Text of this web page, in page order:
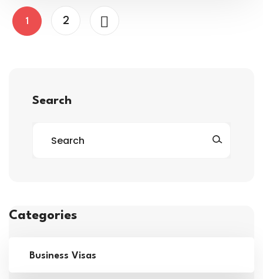
1 2
Search
Categories
Business Visas